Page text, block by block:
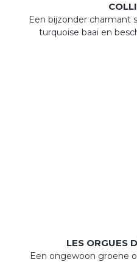
Een bijzonder charmant
turquoise baai en
LES ORGUES
Een ongewoon groene